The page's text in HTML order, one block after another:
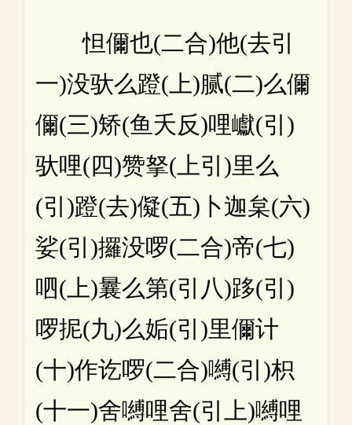
怛儞也(二合)他(去引
一)没驮么蹬(上)腻(二)么儞
儞(三)矫(鱼夭反)哩巘(引)
驮哩(四)赞拏(上引)里么
(引)蹬(去)儗(五)卜迦枲(六)
娑(引)攞没啰(二合)帝(七)
呬(上)曩么第(引八)跢(引)
啰抳(九)么姤(引)里儞计
(十)作讫啰(二合)嚩(引)枳
(十一)舍嚩哩舍(引上)嚩哩